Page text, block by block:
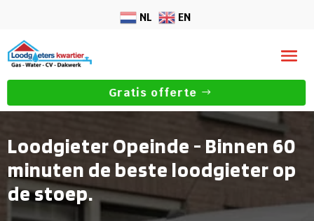
NL EN
Gratis offerte
Loodgieter Opeinde - Binnen 60
minuten de beste loodgieter op
de stoep.